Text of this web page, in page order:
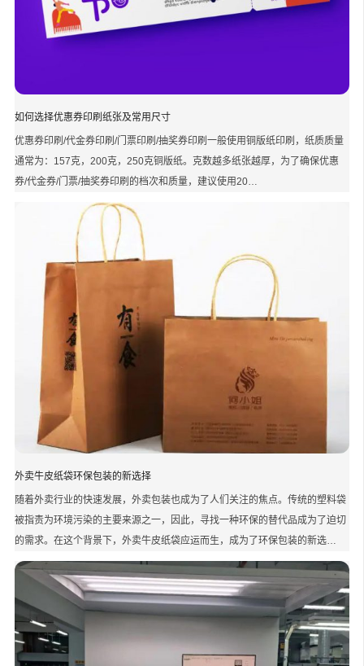
如何选择优惠券印刷纸张及常用尺寸
优惠券印刷/代金券印刷/门票印刷/抽奖券印刷一般使用铜版纸印刷，纸质质量
通常为：157克，200克，250克铜版纸。克数越多纸张越厚，为了确保优惠
券/代金券/门票/抽奖券印刷的档次和质量，建议使用20…
外卖牛皮纸袋环保包装的新选择
随着外卖行业的快速发展，外卖包装也成为了人们关注的焦点。传统的塑料袋
被指责为环境污染的主要来源之一，因此，寻找一种环保的替代品成为了迫切
的需求。在这个背景下，外卖牛皮纸袋应运而生，成为了环保包装的新选…